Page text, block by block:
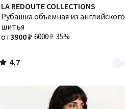
LA REDOUTE COLLECTIONS
Рубашка объемная из английского
шитья
6000 ₽-35%
от3900 ₽
4,7
/ 5
Количество
цветов:
3
4,7
/